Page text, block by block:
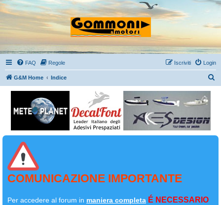
FAQ Regole Login
Iscriviti
G&M Home Indice
COMUNICAZIONE IMPORTANTE
Per accedere al forum in maniera completa É NECESSARIO